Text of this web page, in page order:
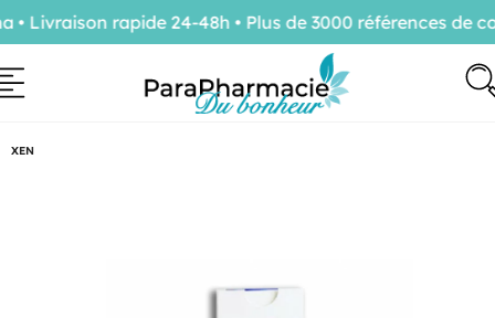
XEN
rapide 24-48h • Plus de 3000 références de